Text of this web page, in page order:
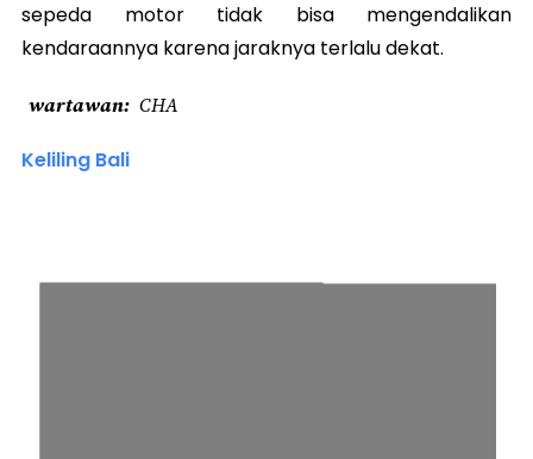
sepeda motor tidak bisa mengendalikan
kendaraannya karena jaraknya terlalu dekat.
wartawan CHA
Keliling Bali